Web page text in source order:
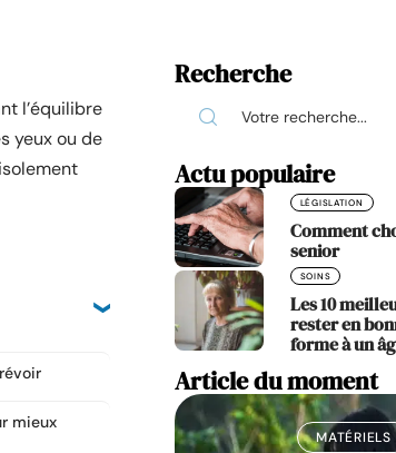
l’équilibre
yeux ou de
mieux
Recherche
Actu populaire
LÉGISLATION
Comment
senior
SOINS
Les 10
rester en
forme à un
Article du moment
MATÉRIELS